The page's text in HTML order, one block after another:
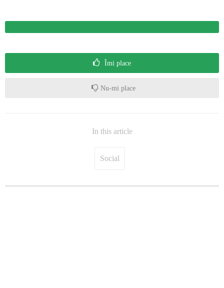
Îmi place
Nu-mi place
In this article
Social